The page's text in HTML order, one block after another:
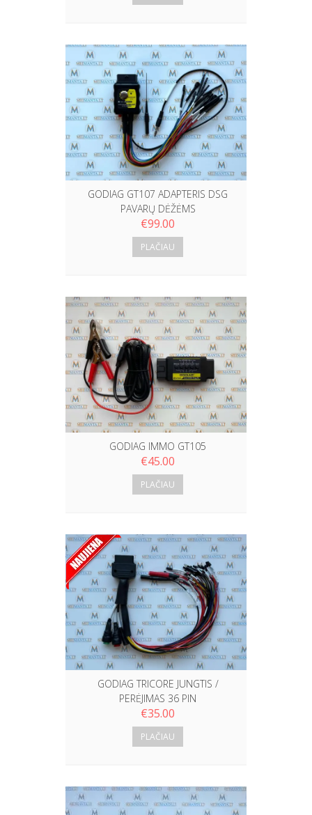
GODIAG GT107 ADAPTERIS DSG
PAVARŲ DĖŽĖMS
€99.00
PLAČIAU
GODIAG IMMO GT105
€45.00
PLAČIAU
GODIAG TRICORE JUNGTIS /
PERĖJIMAS 36 PIN
€35.00
PLAČIAU